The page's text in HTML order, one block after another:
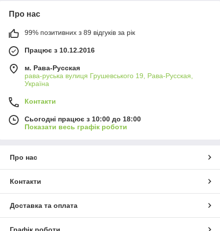
Про нас
99% позитивних з 89 відгуків за рік
Працює з 10.12.2016
м. Рава-Русская
рава-руська вулиця Грушевського 19, Рава-Русская,
Україна
Контакти
Сьогодні працює з 10:00 до 18:00
Показати весь графік роботи
Про нас
Контакти
Доставка та оплата